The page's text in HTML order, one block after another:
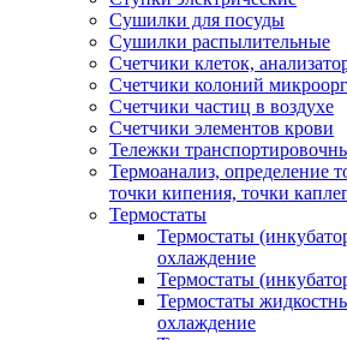
Сушилки для посуды
Сушилки распылительные
Счетчики клеток,
Счетчики колоний
Счетчики частиц в воздухе
Счетчики элементов крови
Тележки
Термоанализ, определение
точки кипения, точки
Термостаты
Термостаты
охлаждение
Термостаты
Термостаты
охлаждение